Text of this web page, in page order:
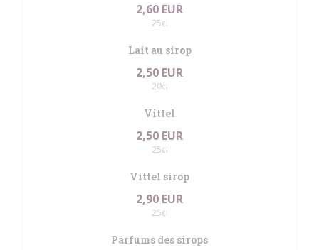
2,60 EUR
25cl
Lait au sirop
2,50 EUR
20cl
Vittel
2,50 EUR
25cl
Vittel sirop
2,90 EUR
25cl
Parfums des sirops